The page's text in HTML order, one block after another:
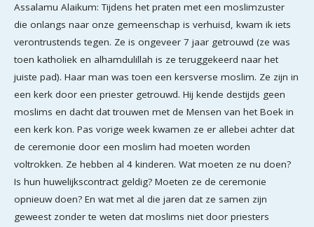
Assalamu Alaikum: Tijdens het praten met een moslimzuster
die onlangs naar onze gemeenschap is verhuisd, kwam ik iets
verontrustends tegen. Ze is ongeveer 7 jaar getrouwd (ze was
toen katholiek en alhamdulillah is ze teruggekeerd naar het
juiste pad). Haar man was toen een kersverse moslim. Ze zijn in
een kerk door een priester getrouwd. Hij kende destijds geen
moslims en dacht dat trouwen met de Mensen van het Boek in
een kerk kon. Pas vorige week kwamen ze er allebei achter dat
de ceremonie door een moslim had moeten worden
voltrokken. Ze hebben al 4 kinderen. Wat moeten ze nu doen?
Is hun huwelijkscontract geldig? Moeten ze de ceremonie
opnieuw doen? En wat met al die jaren dat ze samen zijn
geweest zonder te weten dat moslims niet door priesters